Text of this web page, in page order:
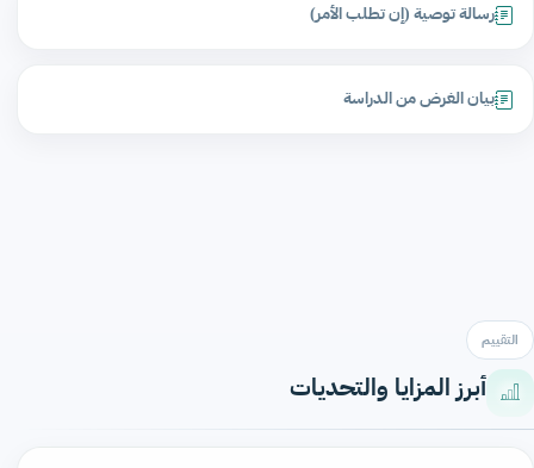
رسالة توصية (إن تطلب الأمر)
بيان الغرض من الدراسة
التقييم
أبرز المزايا والتحديات